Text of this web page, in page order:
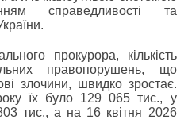
справедливості та
прокурора, кількість
правопорушень, що
злочини, швидко зростає.
їх було 129 065 тис., у
тис., а на 16 квітня 2026